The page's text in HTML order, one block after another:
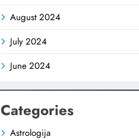
August 2024
July 2024
June 2024
Categories
Astrologija